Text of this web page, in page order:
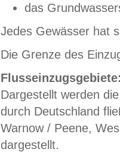
das
Jedes Gewässer hat
Die Grenze des
Dargestellt werden
durch Deutschland
Warnow / Peene,
dargestellt.